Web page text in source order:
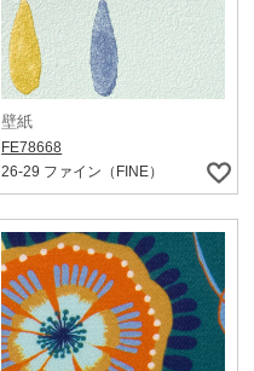
壁紙
FE78668
26-29 ファイン（FINE）